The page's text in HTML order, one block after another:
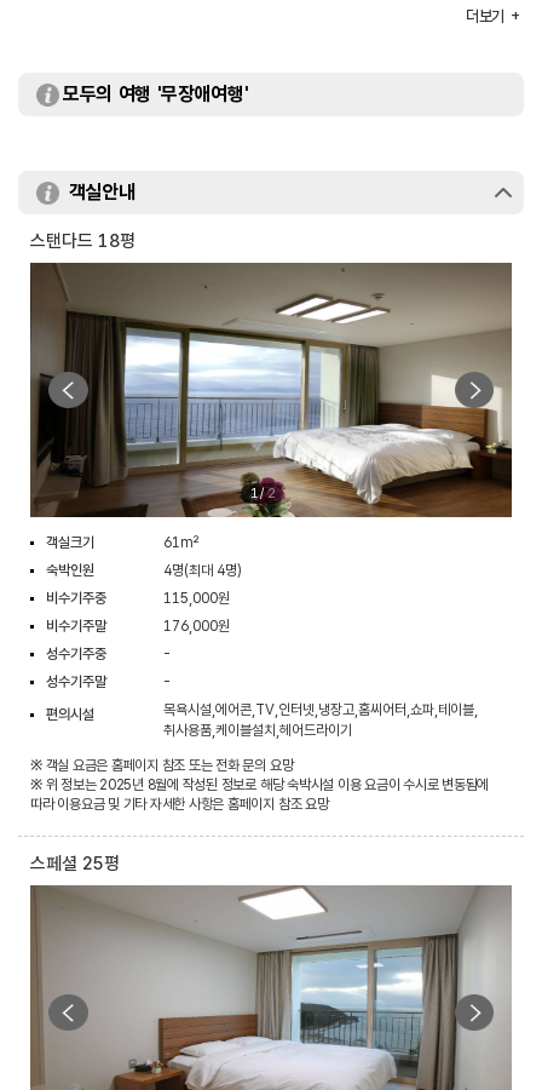
더보기
모두의 여행 '무장애여행'
객실안내
스탠다드 18평
1/2
객실크기
61m²
숙박인원
4명(최대 4명)
비수기주중
115,000원
비수기주말
176,000원
성수기주중
-
성수기주말
-
편의시설
목욕시설,에어콘,TV,인터넷,냉장고,홈씨어터,쇼파,테이블,
취사용품,케이블설치,헤어드라이기
※ 객실 요금은 홈페이지 참조 또는 전화 문의 요망
※ 위 정보는 2025년 8월에 작성된 정보로 해당 숙박시설 이용 요금이 수시로 변동됨에
따라 이용요금 및 기타 자세한 사항은 홈페이지 참조 요망
스페셜 25평